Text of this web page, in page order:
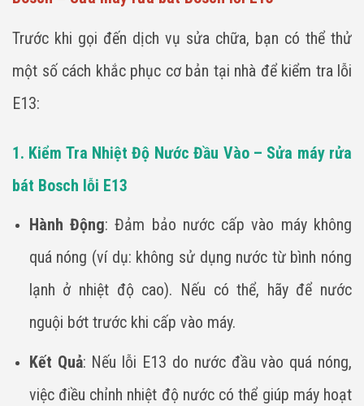
Trước khi gọi đến dịch vụ sửa chữa, bạn có thể thử
một số cách khắc phục cơ bản tại nhà để kiểm tra lỗi
E13:
1. Kiểm Tra Nhiệt Độ Nước Đầu Vào – Sửa máy rửa
bát Bosch lỗi E13
Hành Động: Đảm bảo nước cấp vào máy không
quá nóng (ví dụ: không sử dụng nước từ bình nóng
lạnh ở nhiệt độ cao). Nếu có thể, hãy để nước
nguội bớt trước khi cấp vào máy.
Kết Quả: Nếu lỗi E13 do nước đầu vào quá nóng,
việc điều chỉnh nhiệt độ nước có thể giúp máy hoạt